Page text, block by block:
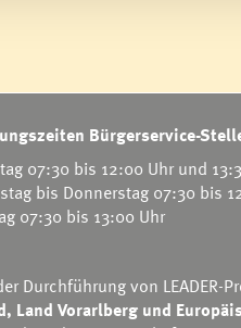
Bürgerservice-
07:30 bis 12:00 Uhr und
bis Donnerstag 07:30 bis
07:30 bis 13:00 Uhr
Durchführung von
Land Vorarlberg und